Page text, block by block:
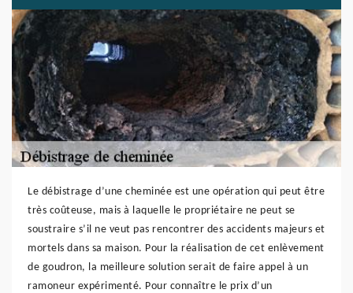
Le débistrage d’une cheminée est une opération qui peut être
très coûteuse, mais à laquelle le propriétaire ne peut se
soustraire s’il ne veut pas rencontrer des accidents majeurs et
mortels dans sa maison. Pour la réalisation de cet enlèvement
de goudron, la meilleure solution serait de faire appel à un
ramoneur expérimenté. Pour connaître le prix d’un